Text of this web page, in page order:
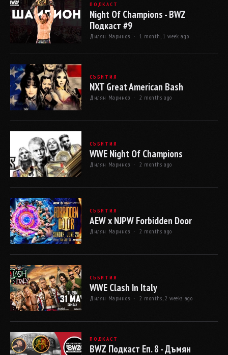
ПОДКАСТ
Night Of Champions - BWZ
Подкаст #9
Дилян Маринов · 1 month, 1 week ago
СЪБИТИЯ
NXT Great American Bash
Дилян Маринов · 2 months ago
СЪБИТИЯ
WWE Night Of Champions
Дилян Маринов · 2 months ago
СЪБИТИЯ
AEW x NJPW Forbidden Door
Дилян Маринов · 2 months ago
СЪБИТИЯ
WWE Clash In Italy
Дилян Маринов · 2 months, 2 weeks ago
ПОДКАСТ
BWZ Подкаст Еп. 8 - Дъмян